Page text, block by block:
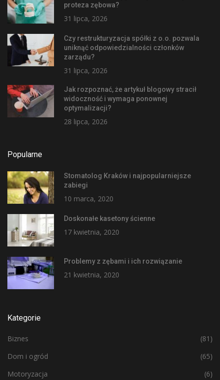
proteza zębowa?
31 lipca, 2026
Czy restrukturyzacja spółki z o.o. pozwala
uniknąć odpowiedzialności członków
zarządu?
31 lipca, 2026
Jak rozpoznać, że artykuł blogowy stracił
widoczność i wymaga ponownej
optymalizacji?
28 lipca, 2026
Popularne
Stomatolog Kraków i najpopularniejsze
zabiegi
10 marca, 2020
Doskonałe kasetony ścienne
17 kwietnia, 2020
Problemy z zębami i ich rozwiązanie
21 kwietnia, 2020
Kategorie
Biznes
(81)
Dom i ogród
(65)
Motoryzacja
(6)